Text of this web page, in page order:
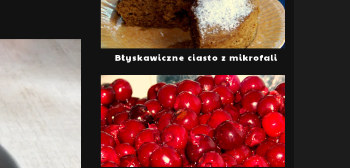
Błyskawiczne ciasto z mikrofali